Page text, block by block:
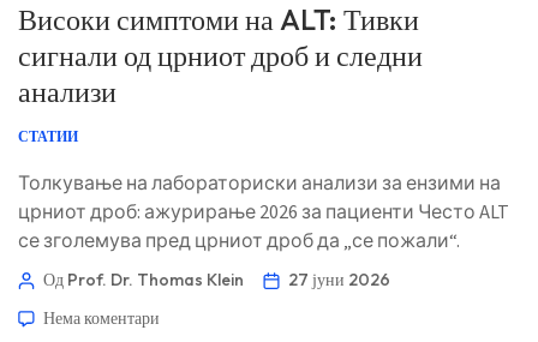
Високи симптоми на ALT: Тивки
сигнали од црниот дроб и следни
анализи
СТАТИИ
Толкување на лабораториски анализи за ензими на
црниот дроб: ажурирање 2026 за пациенти Често ALT
се зголемува пред црниот дроб да „се пожали“.
Корисното прашање не е само колку е висока
симптомите, лековите, алкохолот и метаболните
Од Prof. Dr. Thomas Klein
27 јуни 2026
Нема коментари